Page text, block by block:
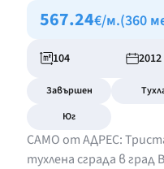
567.24€/м.(360
104 2012
Завършен
Юг
САМО от АДРЕС:
тухлена сграда в